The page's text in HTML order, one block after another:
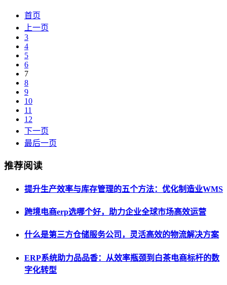
首页
上一页
3
4
5
6
7
8
9
10
11
12
下一页
最后一页
推荐阅读
提升生产效率与库存管理的五个方法：优化制造业WMS
跨境电商erp选哪个好，助力企业全球市场高效运营
什么是第三方仓储服务公司，灵活高效的物流解决方案
ERP系统助力品品香：从效率瓶颈到白茶电商标杆的数
字化转型